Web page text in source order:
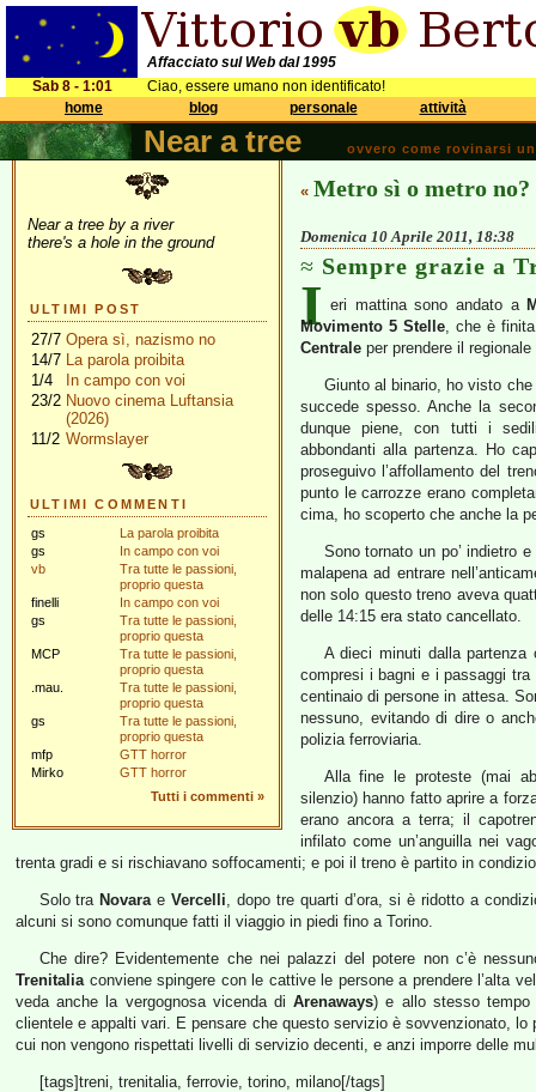
Affacciato sul Web dal 1995
Sab 8 - 1:01
Ciao, essere umano non identificato!
home
blog personale attività
Near a tree ovvero come rovinarsi
Near a tree by a river
there's a hole in the ground
ULTIMI POST
27/7 Opera sì, nazismo no
14/7 La parola proibita
1/4
In campo con voi
23/2 Nuovo cinema Luftansia
(2026)
11/2 Wormslayer
ULTIMI COMMENTI
gs
La parola proibita
gs
In campo con voi
vb
Tra tutte le passioni,
proprio questa
finelli
In campo con voi
gs
Tra tutte le passioni,
proprio questa
MCP
Tra tutte le passioni,
proprio questa
.mau.
Tra tutte le passioni,
proprio questa
gs
Tra tutte le passioni,
proprio questa
mfp
GTT horror
Mirko
GTT horror
Tutti i commenti »
« Metro sì o metro no?
Domenica 10 Aprile 2011, 18:38
Sempre grazie a
I eri mattina sono andato a
Movimento 5 Stelle, che è
Centrale per prendere il
Giunto al binario, ho visto
succede spesso. Anche la
dunque piene, con tutti i
abbondanti alla partenza. Ho
proseguivo l’affollamento del
punto le carrozze erano
cima, ho scoperto che anche la
Sono tornato un po’ indietro
malapena ad entrare
non solo questo treno aveva
delle 14:15 era stato cancellato.
A dieci minuti dalla partenza
compresi i bagni e i passaggi tra
centinaio di persone in attesa.
nessuno, evitando di dire o
polizia ferroviaria.
Alla fine le proteste (mai
silenzio) hanno fatto aprire a
erano ancora a terra; il
infilato come un’anguilla nei
trenta gradi e si rischiavano soffocamenti; e poi il treno è partito in
Solo tra NovaraeVercelli, dopo tre quarti d’ora, si è ridotto a
alcuni si sono comunque fatti il viaggio in piedi fino a Torino.
Che dire? Evidentemente che nei palazzi del potere non c’è
Trenitaliaconviene spingere con le cattive le persone a prendere l’alta
veda anche la vergognosa vicenda diArenaways) e allo stesso tempo
clientele e appalti vari. E pensare che questo servizio è sovvenzionato,
cui non vengono rispettati livelli di servizio decenti, e anzi imporre delle
[tags]treni, trenitalia, ferrovie, torino, milano[/tags]